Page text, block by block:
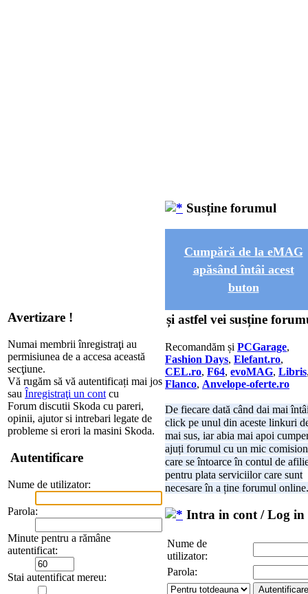
Avertizare !
Numai membrii înregistraţi au
permisiunea de a accesa această
secţiune.
Vă rugăm să vă autentificați mai jos
sau Înregistraţi un cont cu
Forum discutii Skoda cu pareri,
opinii, ajutor si intrebari legate de
probleme si erori la masini Skoda.
Autentificare
Nume de utilizator:
Parola:
Minute pentru a rămâne
autentificat:
Stai autentificat mereu:
Susține forumul
Cumpără de la eMAG
apăsând întâi acest
buton
și astfel vei susține
Recomandăm și PCGarage,
Fashion Days, Elefant.ro,
CEL.ro, F64, evoMAG, Libris
Flanco, Anvelope-oferte.ro
De fiecare dată când dai mai
click pe unul din aceste linkuri
mai sus, iar abia mai apoi
ajuți forumul cu un mic comision
care se întoarce în contul de
pentru plata serviciilor care sunt
necesare în a ține forumul online.
Intra in cont / Log in
Nume de
utilizator:
Parola: